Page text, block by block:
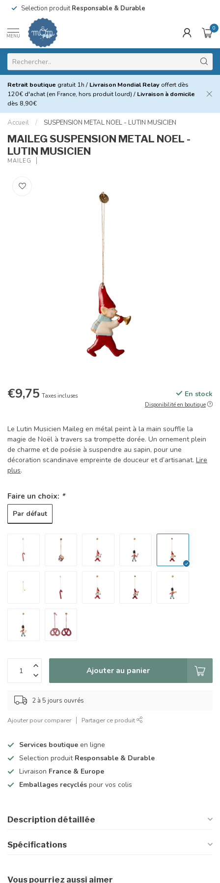
Selection produitResponsable & Durable
MENU
0
Retrait boutique gratuit 1h / Livraison Mondial Relay offert dès
120€ d'achat (en France, hors produit lourd) / Livraison à domicile
dès 8,90€
Accueil / SUSPENSION METAL NOEL - LUTIN MUSICIEN
MAILEG SUSPENSION METAL NOEL -
LUTIN MUSICIEN
MAILEG
€9,75 Taxes incluses En stock
Disponibilité en boutique
Le Lutin Musicien Maileg en métal peint à la main souffle la
magie de Noël à travers sa trompette dorée. Un ornement plein
de charme et de poésie à suspendre au sapin, pour une
décoration scandinave empreinte de douceur et d’artisanat. Lire
plus.
Faire un choix: *
Par défaut
Ajouter au panier
2 à 5 jours ouvrés
Ajouter pour comparer Partager ce produit
Services boutique en ligne
Selection produit Responsable & Durable
Livraison France & Europe
Emballages recyclés pour vos colis
Description détaillée
Spécifications
Vous pourriez aussi aimer